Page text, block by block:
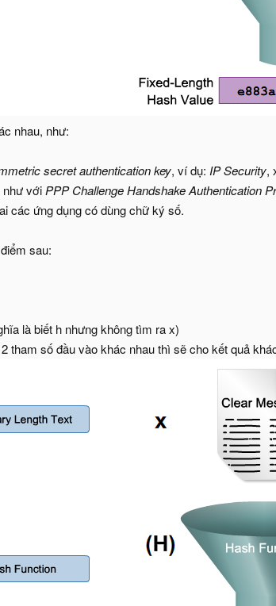
nhau, như:
secret authentication key, ví dụ: IP Security,
như với PPP Challenge Handshake Authentication
các ứng dụng có dùng chữ ký số.
sau:
là biết h nhưng không tìm ra x)
tham số đầu vào khác nhau thì sẽ cho kết quả